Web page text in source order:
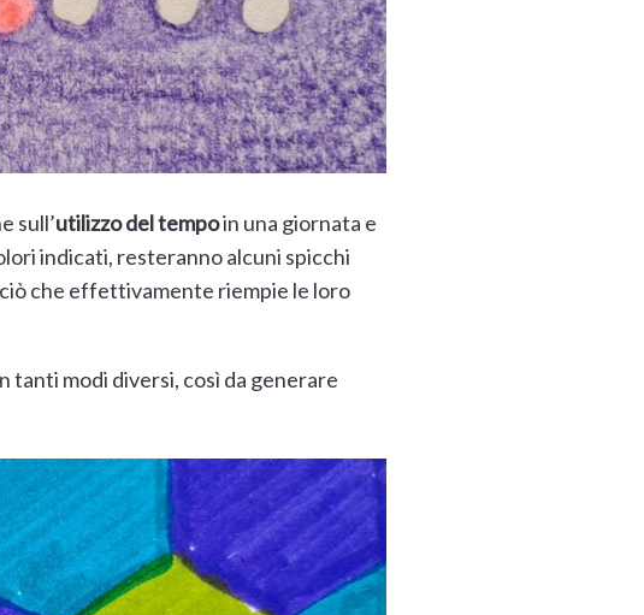
sull’utilizzo del tempoin una giornata e
indicati, resteranno alcuni spicchi
che effettivamente riempie le loro
tanti modi diversi, così da generare